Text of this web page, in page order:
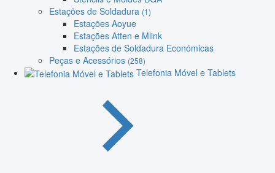
Estações de Soldadura (1)
Estações Aoyue
Estações Atten e Mlink
Estações de Soldadura Económicas
Peças e Acessórios (258)
Telefonia Móvel e Tablets